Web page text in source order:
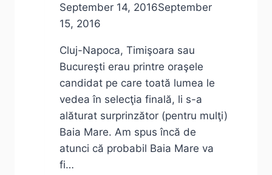
September 14, 2016September
15, 2016
Cluj-Napoca, Timişoara sau
Bucureşti erau printre oraşele
candidat pe care toată lumea le
vedea în selecţia finală, li s-a
alăturat surprinzător (pentru mulţi)
Baia Mare. Am spus încă de
atunci că probabil Baia Mare va
fi…